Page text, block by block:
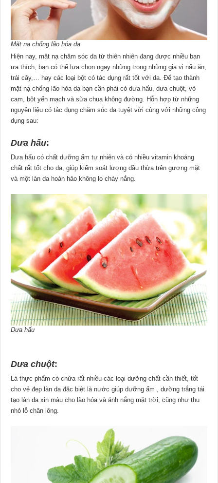
Mặt nạ chống lão hóa da
Hiện nay, mặt nạ chăm sóc da từ thiên nhiên đang được nhiều bạn
ưa thích, bạn có thể lựa chọn ngay những trong những gia vị nấu ăn,
trái cây,… hay các loại bột có tác dụng rất tốt với da. Để tạo thành
mặt nạ chống lão hóa da bạn cần phải có dưa hấu, dưa chuột, vỏ
cam, bột yến mạch và sữa chua không đường. Hỗn hợp từ những
nguyên liệu có tác dụng chăm sóc da tuyệt vời cùng với những công
dụng sau:
Dưa hấu:
Dưa hấu có chất dưỡng ẩm tự nhiên và có nhiều vitamin khoáng
chất rất tốt cho da, giúp kiểm soát lượng dầu thừa trên gương mặt
và một làn da hoàn hảo không lo cháy nắng.
Dưa hấu
Dưa chuột:
Là thực phẩm có chứa rất nhiều các loại dưỡng chất cần thiết, tốt
cho vẻ đẹp làn da đặc biệt là nước giúp dưỡng ẩm , dưỡng trắng tái
tạo làn da xỉn màu cho lão hóa và ánh nắng mặt trời, cũng như thu
nhỏ lỗ chân lông.